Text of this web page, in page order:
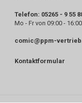
Telefon: 05265 - 9 55
Mo - Fr von 09:00 -
comic@ppm-
Kontaktformular